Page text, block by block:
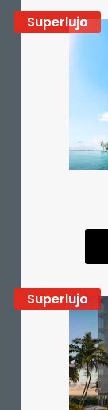
Superlujo
Superlujo